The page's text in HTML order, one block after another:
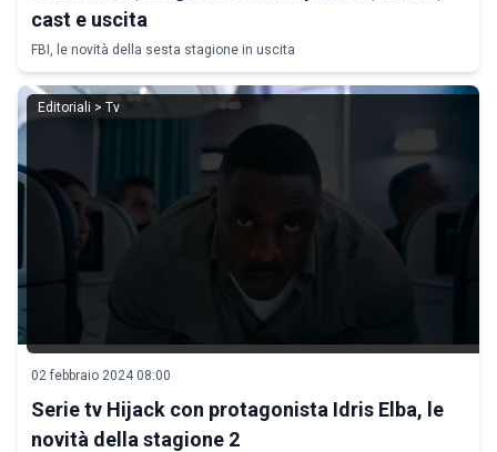
cast e uscita
FBI, le novità della sesta stagione in uscita
Editoriali > Tv
02 febbraio 2024 08:00
Serie tv Hijack con protagonista Idris Elba, le
novità della stagione 2